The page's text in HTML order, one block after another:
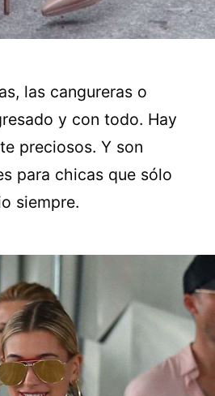
las cangureras o
y con todo. Hay
preciosos. Y son
para chicas que sólo
siempre.